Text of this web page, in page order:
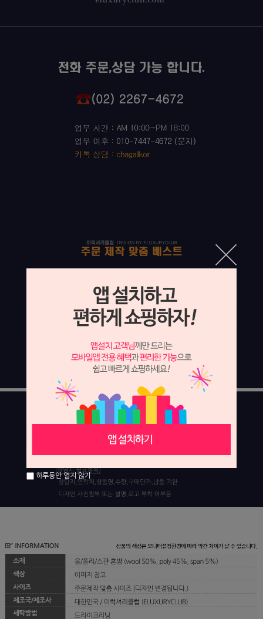
하루동안 열지 않기